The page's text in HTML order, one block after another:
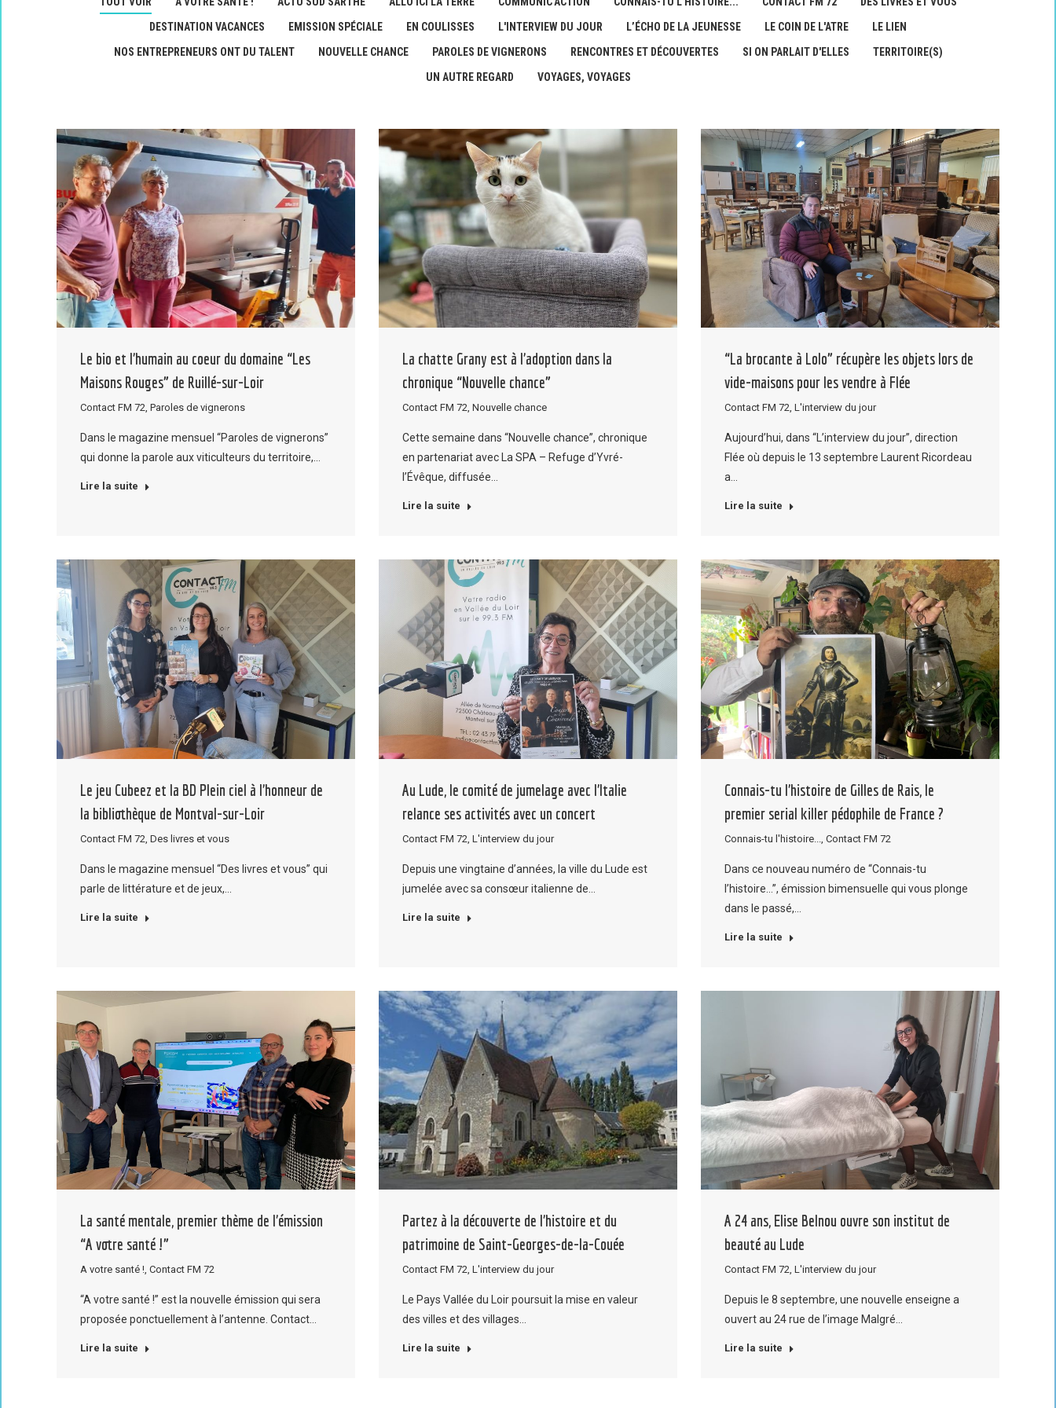
DESTINATION VACANCES
EMISSION SPÉCIALE EN COULISSES L'INTERVIEW DU JOUR L’ÉCHO DE LA JEUNESSE LE COIN DE L'ATRE
LE LIEN
NOS ENTREPRENEURS ONT DU TALENT
NOUVELLE CHANCE PAROLES DE VIGNERONS RENCONTRES ET DÉCOUVERTES SI ON PARLAIT D'ELLES
TERRITOIRE(S)
UN AUTRE REGARD
VOYAGES, VOYAGES
Le bio et l’humain au coeur du domaine “Les
Maisons Rouges” de Ruillé-sur-Loir
Contact FM 72, Paroles de vignerons
Dans le magazine mensuel “Paroles de vignerons”
qui donne la parole aux viticulteurs du territoire,…
Lire la suite
La chatte Grany est à l’adoption dans la
chronique “Nouvelle chance”
Contact FM 72, Nouvelle chance
Cette semaine dans “Nouvelle chance”, chronique
en partenariat avec La SPA – Refuge d’Yvré-
l’Évêque, diffusée…
Lire la suite
“La brocante à Lolo” récupère les objets lors de
vide-maisons pour les vendre à Flée
Contact FM 72, L'interview du jour
Aujourd’hui, dans “L’interview du jour”, direction
Flée où depuis le 13 septembre Laurent Ricordeau
a…
Lire la suite
Le jeu Cubeez et la BD Plein ciel à l’honneur de
la bibliothèque de Montval-sur-Loir
Contact FM 72 Des livres et vous
Dans le magazine mensuel “Des livres et vous” qui
parle de littérature et de jeux,…
Lire la suite
Au Lude, le comité de jumelage avec l’Italie
relance ses activités avec un concert
Contact FM 72 L'interview du jour
Depuis une vingtaine d’années, la ville du Lude est
jumelée avec sa consœur italienne de…
Lire la suite
Connais-tu l’histoire de Gilles de Rais, le
premier serial killer pédophile de France ?
Connais-tu l'histoire... Contact FM 72
Dans ce nouveau numéro de “Connais-tu
l’histoire…”, émission bimensuelle qui vous plonge
dans le passé,…
Lire la suite
La santé mentale, premier thème de l’émission
“A votre santé !”
A votre santé ! Contact FM 72
“A votre santé !” est la nouvelle émission qui sera
proposée ponctuellement à l’antenne. Contact…
Lire la suite
Partez à la découverte de l’histoire et du
patrimoine de Saint-Georges-de-la-Couée
Contact FM 72 L'interview du jour
Le Pays Vallée du Loir poursuit la mise en valeur
des villes et des villages…
Lire la suite
A 24 ans, Elise Belnou ouvre son institut de
beauté au Lude
Contact FM 72 L'interview du jour
Depuis le 8 septembre, une nouvelle enseigne a
ouvert au 24 rue de l’image Malgré…
Lire la suite